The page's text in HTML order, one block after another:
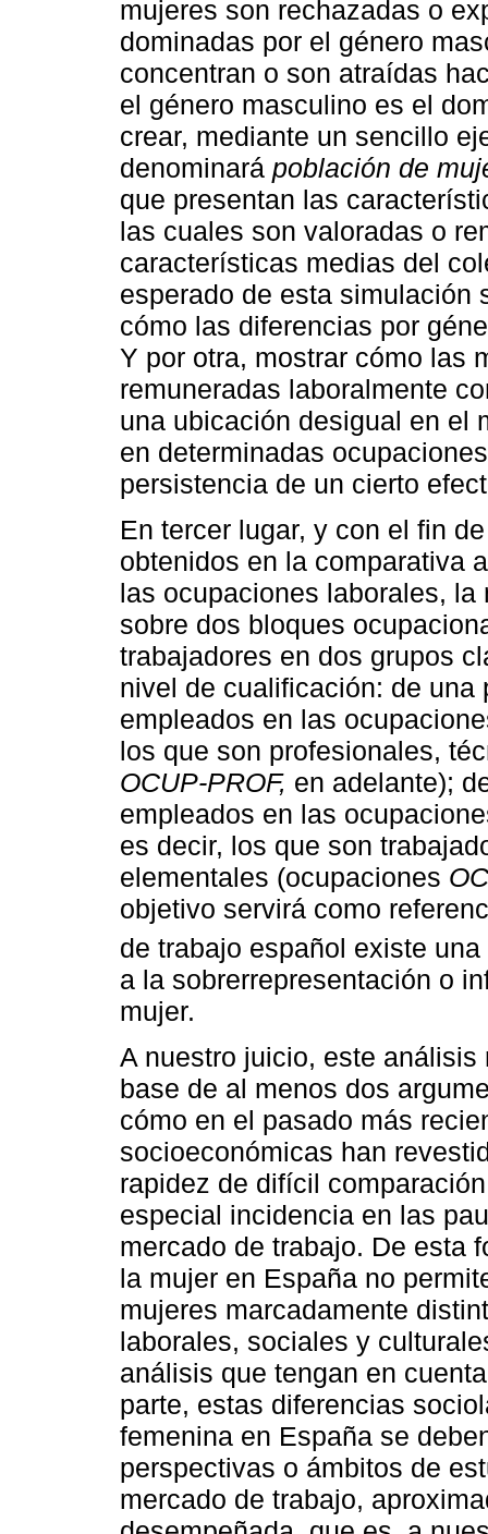
mujeres son rechazadas o
dominadas por el género
concentran o son atraídas
el género masculino es el
crear, mediante un sencillo
denominará población de
que presentan las
las cuales son valoradas o
características medias del
esperado de esta simulación
cómo las diferencias por
Y por otra, mostrar cómo las
remuneradas laboralmente
una ubicación desigual en el
en determinadas
persistencia de un cierto
En tercer lugar, y con el fin
obtenidos en la comparativa
las ocupaciones laborales,
sobre dos bloques
trabajadores en dos grupos
nivel de cualificación: de una
empleados en las
los que son profesionales,
OCUP-PROF, en adelante);
empleados en las
es decir, los que son
elementales (ocupaciones
objetivo servirá como
de trabajo español existe
a la sobrerrepresentación o
mujer.
A nuestro juicio, este
base de al menos dos
cómo en el pasado más
socioeconómicas han
rapidez de difícil
especial incidencia en las
mercado de trabajo. De esta
la mujer en España no
mujeres marcadamente
laborales, sociales y
análisis que tengan en
parte, estas diferencias
femenina en España se
perspectivas o ámbitos de
mercado de trabajo,